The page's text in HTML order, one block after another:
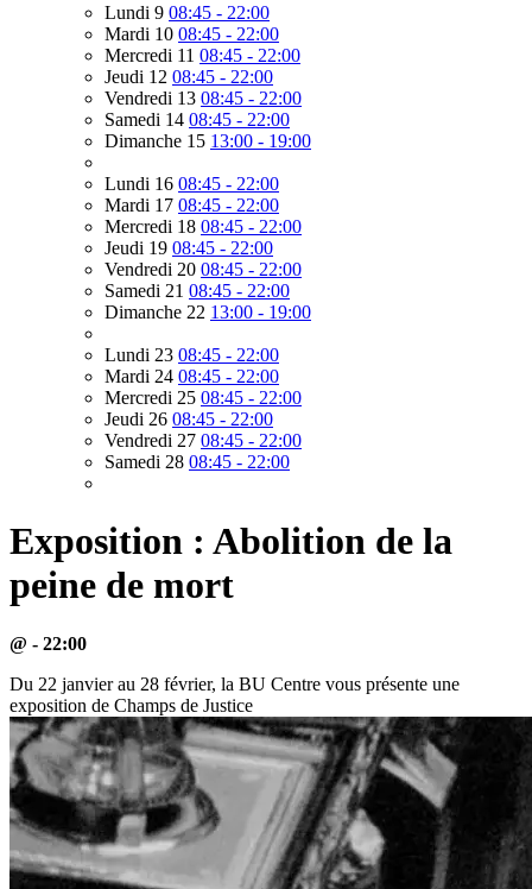
Lundi 9 08:45 - 22:00
Mardi 10 08:45 - 22:00
Mercredi 11 08:45 - 22:00
Jeudi 12 08:45 - 22:00
Vendredi 13 08:45 - 22:00
Samedi 14 08:45 - 22:00
Dimanche 15 13:00 - 19:00
Lundi 16 08:45 - 22:00
Mardi 17 08:45 - 22:00
Mercredi 18 08:45 - 22:00
Jeudi 19 08:45 - 22:00
Vendredi 20 08:45 - 22:00
Samedi 21 08:45 - 22:00
Dimanche 22 13:00 - 19:00
Lundi 23 08:45 - 22:00
Mardi 24 08:45 - 22:00
Mercredi 25 08:45 - 22:00
Jeudi 26 08:45 - 22:00
Vendredi 27 08:45 - 22:00
Samedi 28 08:45 - 22:00
Exposition : Abolition de la
peine de mort
@ - 22:00
Du 22 janvier au 28 février, la BU Centre vous présente une
exposition de Champs de Justice